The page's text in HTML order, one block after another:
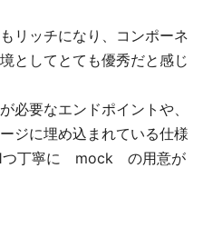
リッチになり、コンポーネ
としてとても優秀だと感じ
必要なエンドポイントや、
ジに埋め込まれている仕様
つ丁寧に mock の用意が